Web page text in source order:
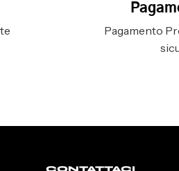
Pagamento
CONTATTACI